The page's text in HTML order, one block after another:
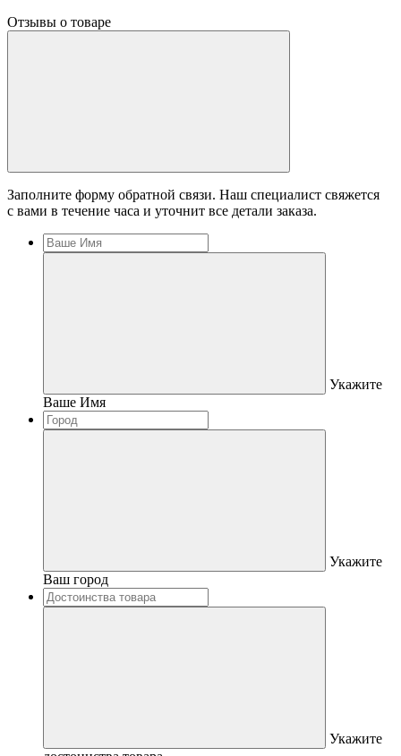
Отзывы о товаре
Заполните форму обратной связи. Наш специалист свяжется
с вами в течение часа и уточнит все детали заказа.
Укажите
Ваше Имя
Укажите
Ваш город
Укажите